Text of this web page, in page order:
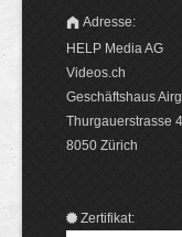
Adresse:
HELP Media AG
Videos.ch
Geschäftshaus
Thurgauerstrasse
8050 Zürich
Zertifikat: